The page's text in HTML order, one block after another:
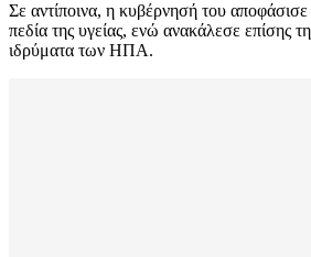
Σε αντίποινα, η κυβέρνησή του
πεδία της υγείας, ενώ ανακάλεσε επίσης
ιδρύματα των ΗΠΑ.